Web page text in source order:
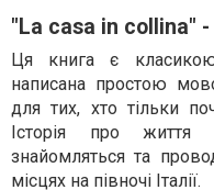
"La casa in collina"
Ця книга є класикою
написана простою
для тих, хто тільки
Історія про
знайомляться та
місцях на півночі Італії.